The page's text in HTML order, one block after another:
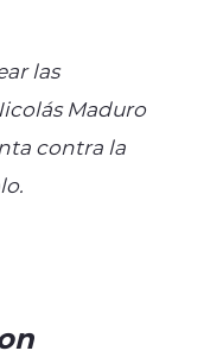
las
Maduro
contra la